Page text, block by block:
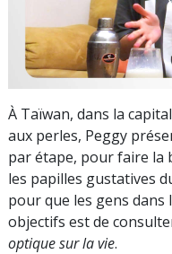
À Taïwan, dans la
aux perles, Peggy
par étape, pour faire la
les papilles gustatives
pour que les gens
objectifs est de
optique sur la vie.